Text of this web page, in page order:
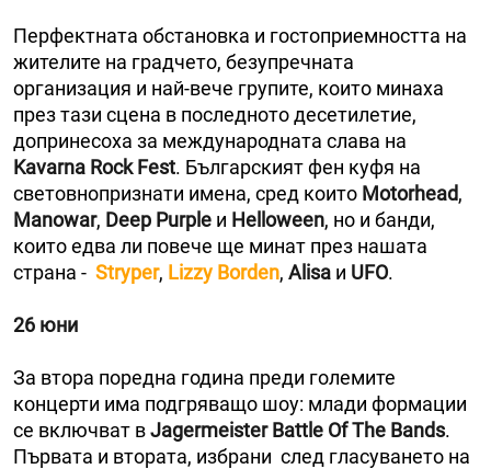
Перфектната обстановка и гостоприемността на
жителите на градчето, безупречната
организация и най-вече групите, които минаха
през тази сцена в последното десетилетие,
допринесоха за международната слава на
Kavarna Rock Fest. Българският фен куфя на
световнопризнати имена, сред които Motorhead,
Manowar, Deep Purple и Helloween, но и банди,
които едва ли повече ще минат през нашата
страна - Stryper, Lizzy Borden, Alisa и UFO.
26 юни
За втора поредна година преди големите
концерти има подгряващо шоу: млади формации
се включват вJagermeister Battle Of The Bands.
Първата и втората, избрани след гласуването на